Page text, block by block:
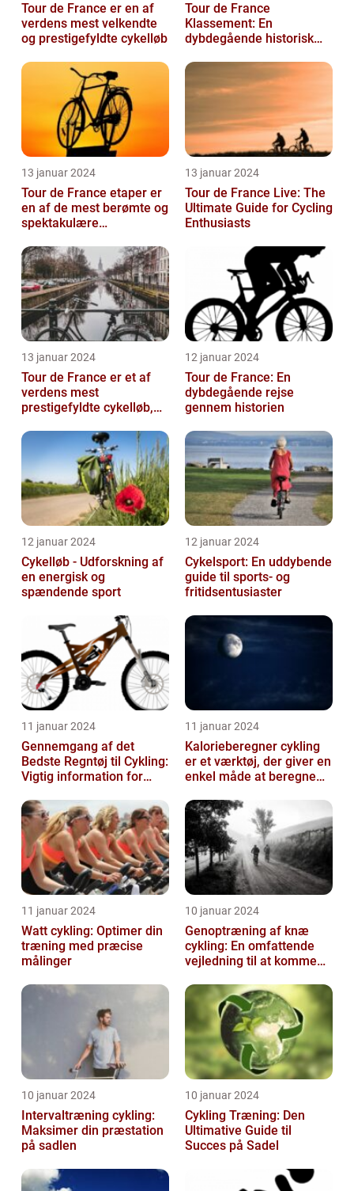
Tour de France er en af
verdens mest velkendte
og prestigefyldte cykelløb
Tour de France
Klassement: En
dybdegående historisk
13 januar 2024
Tour de France etaper er
en af de mest berømte og
spektakulære
professionel c...
13 januar 2024
Tour de France Live: The
Ultimate Guide for Cycling
Enthusiasts
13 januar 2024
Tour de France er et af
verdens mest
prestigefyldte cykelløb,
opmærksomhed fra
sports...
12 januar 2024
Tour de France: En
dybdegående rejse
gennem historien
12 januar 2024
Cykelløb - Udforskning af
en energisk og
spændende sport
12 januar 2024
Cykelsport: En uddybende
guide til sports- og
fritidsentusiaster
11 januar 2024
Gennemgang af det
Bedste Regntøj til Cykling:
Vigtig information for
Fritidsentusiaster
11 januar 2024
Kalorieberegner cykling
er et værktøj, der giver en
enkel måde at beregne
mængde k...
11 januar 2024
Watt cykling: Optimer din
træning med præcise
målinger
10 januar 2024
Genoptræning af knæ
cykling: En omfattende
vejledning til at komme
10 januar 2024
Intervaltræning cykling:
Maksimer din præstation
på sadlen
10 januar 2024
Cykling Træning: Den
Ultimative Guide til
Succes på Sadel